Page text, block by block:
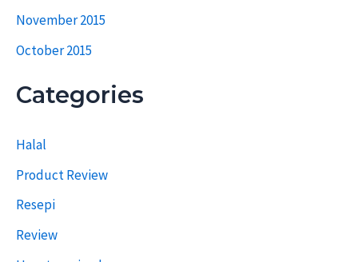
November 2015
October 2015
Categories
Halal
Product Review
Resepi
Review